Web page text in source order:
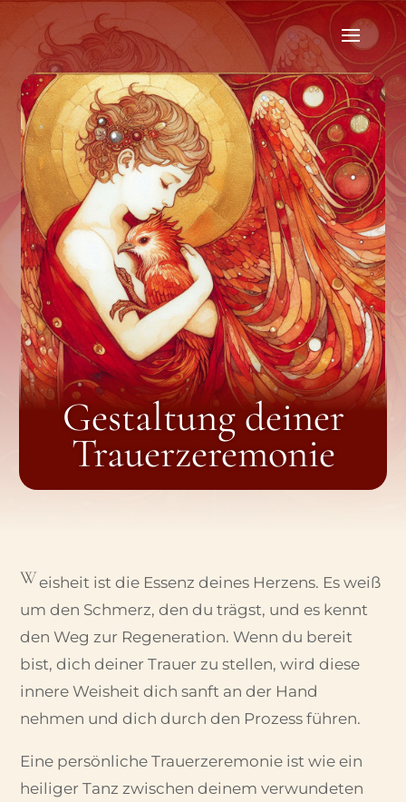
Gestaltung deiner
Trauerzeremonie
Weisheit ist die Essenz deines Herzens. Es weiß
um den Schmerz, den du trägst, und es kennt
den Weg zur Regeneration. Wenn du bereit
bist, dich deiner Trauer zu stellen, wird diese
innere Weisheit dich sanft an der Hand
nehmen und dich durch den Prozess führen.
Eine persönliche Trauerzeremonie ist wie ein
heiliger Tanz zwischen deinem verwundeten